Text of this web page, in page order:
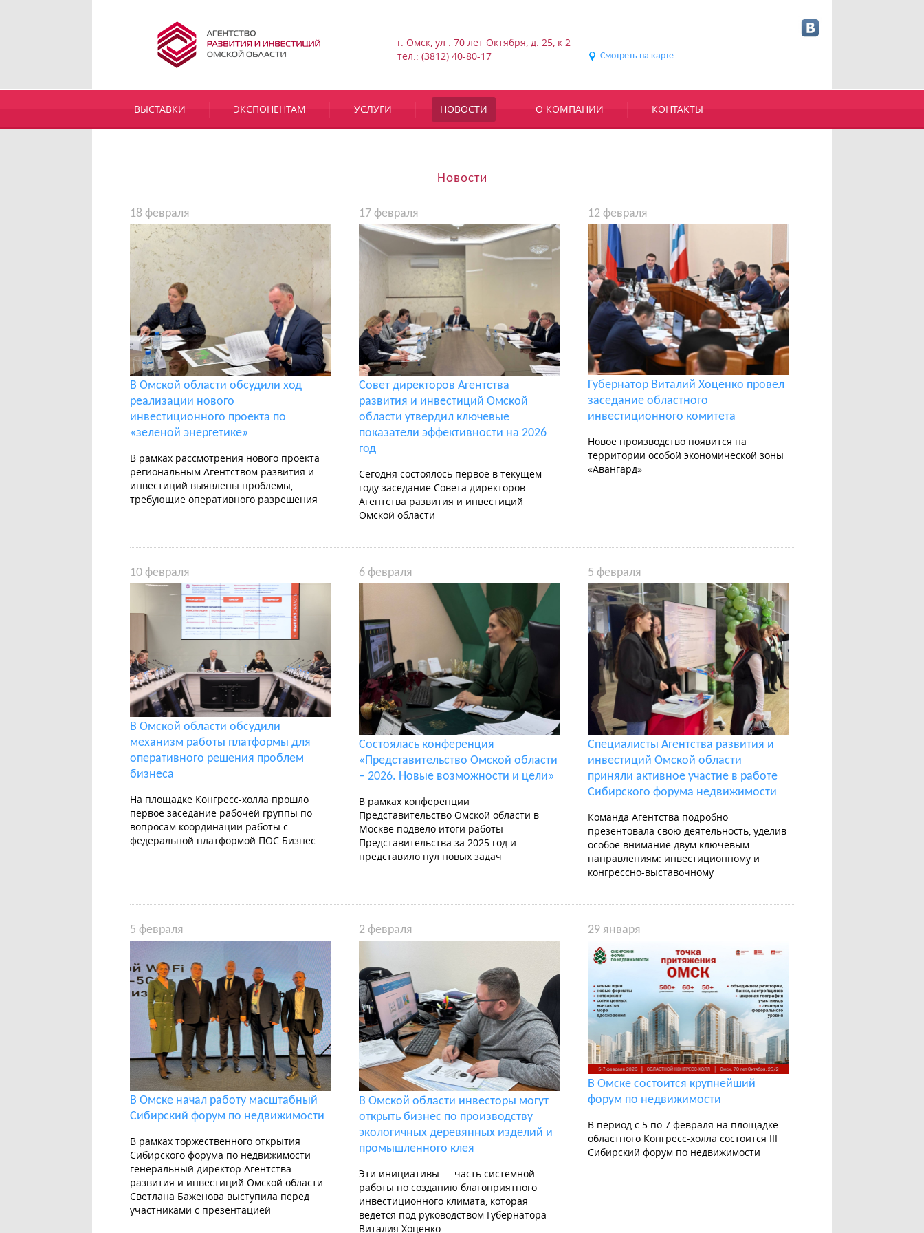
г. Омск, ул . 70 лет Октября, д. 25, к 2
тел.: (3812) 40-80-17
Смотреть на карте
ВЫСТАВКИ ЭКСПОНЕНТАМ УСЛУГИ НОВОСТИ О КОМПАНИИ КОНТАКТЫ
Новости
18 февраля
В Омской области обсудили ход
реализации нового
инвестиционного проекта по
«зеленой энергетике»
В рамках рассмотрения нового проекта
региональным Агентством развития и
инвестиций выявлены проблемы,
требующие оперативного разрешения
17 февраля
Совет директоров Агентства
развития и инвестиций Омской
области утвердил ключевые
показатели эффективности на 2026
год
Сегодня состоялось первое в текущем
году заседание Совета директоров
Агентства развития и инвестиций
Омской области
12 февраля
Губернатор Виталий Хоценко провел
заседание областного
инвестиционного комитета
Новое производство появится на
территории особой экономической зоны
«Авангард»
10 февраля
В Омской области обсудили
механизм работы платформы для
оперативного решения проблем
бизнеса
На площадке Конгресс-холла прошло
первое заседание рабочей группы по
вопросам координации работы с
федеральной платформой ПОС.Бизнес
6 февраля
Состоялась конференция
«Представительство Омской области
– 2026. Новые возможности и цели»
В рамках конференции
Представительство Омской области в
Москве подвело итоги работы
Представительства за 2025 год и
представило пул новых задач
5 февраля
Специалисты Агентства развития и
инвестиций Омской области
приняли активное участие в работе
Сибирского форума недвижимости
Команда Агентства подробно
презентовала свою деятельность, уделив
особое внимание двум ключевым
направлениям: инвестиционному и
конгрессно-выставочному
5 февраля
В Омске начал работу масштабный
Сибирский форум по недвижимости
В рамках торжественного открытия
Сибирского форума по недвижимости
генеральный директор Агентства
развития и инвестиций Омской области
Светлана Баженова выступила перед
участниками с презентацией
2 февраля
В Омской области инвесторы могут
открыть бизнес по производству
экологичных деревянных изделий и
промышленного клея
Эти инициативы — часть системной
работы по созданию благоприятного
инвестиционного климата, которая
ведётся под руководством Губернатора
Виталия Хоценко
29 января
В Омске состоится крупнейший
форум по недвижимости
В период с 5 по 7 февраля на площадке
областного Конгресс-холла состоится III
Сибирский форум по недвижимости